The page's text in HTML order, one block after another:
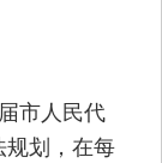
市人民代
划，在每